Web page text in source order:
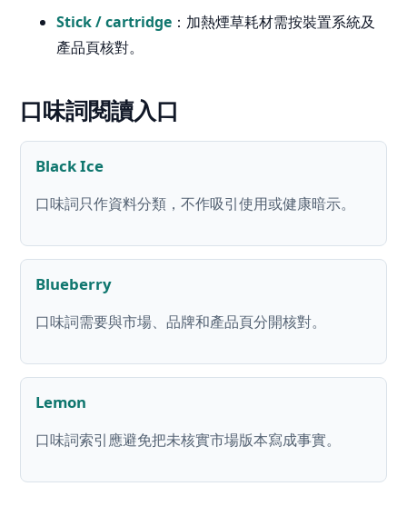
Stick / cartridge ：加熱煙草耗材需按裝置系統及
產品頁核對。
口味詞閱讀入口
Black Ice
口味詞只作資料分類，不作吸引使用或健康暗示。
Blueberry
口味詞需要與市場、品牌和產品頁分開核對。
Lemon
口味詞索引應避免把未核實市場版本寫成事實。